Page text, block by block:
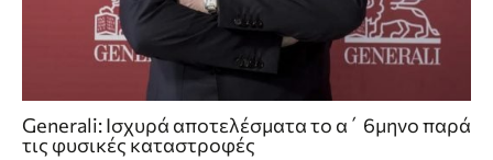
Generali: Ισχυρά αποτελέσματα το α΄ 6μηνο παρά
τις φυσικές καταστροφές